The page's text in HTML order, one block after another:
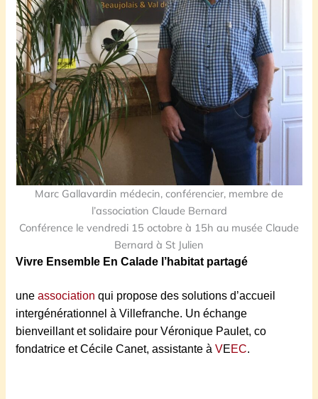
Marc Gallavardin médecin, conférencier, membre de
l’association Claude Bernard
Conférence le vendredi 15 octobre à 15h au musée Claude
Bernard à St Julien
Vivre Ensemble En Calade l’habitat partagé
uneassociation qui propose des solutions d’accueil
intergénérationnel à Villefranche. Un échange
bienveillant et solidaire pour Véronique Paulet, co
fondatrice et Cécile Canet, assistante à VEEC.